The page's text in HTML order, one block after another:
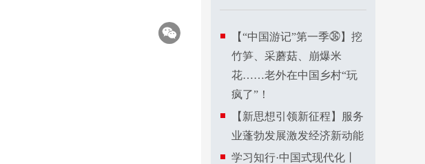
【“中国游记”第一季㊱】挖
竹笋、采蘑菇、崩爆米
花……老外在中国乡村“玩
疯了”！
【新思想引领新征程】服务
业蓬勃发展激发经济新动能
学习知行·中国式现代化丨